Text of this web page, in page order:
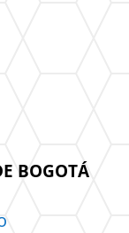
BOGOTÁ